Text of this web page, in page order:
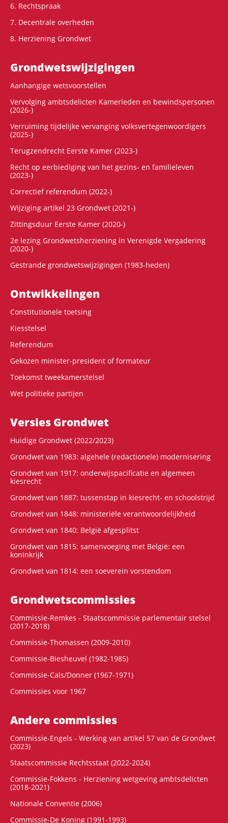
6. Rechtspraak
7. Decentrale overheden
8. Herziening Grondwet
Grondwets­wijzigingen
Aanhangige wetsvoorstellen
Vervolging ambtsdelicten Kamerleden en bewindspersonen
(2026-)
Verruiming tijdelijke vervanging volksvertegenwoordigers
(2025-)
Terugzendrecht Eerste Kamer (2023-)
Recht op eerbiediging van het gezins- en familieleven
(2023-)
Correctief referendum (2022-)
Wijziging artikel 23 Grondwet (2021-)
Zittingsduur Eerste Kamer (2020-)
2e lezing Grondwetsherziening in Verenigde Vergadering
(2020-)
Gestrande grondwetswijzigingen (1983-heden)
Ontwikke­lingen
Constitutionele toetsing
Kiesstelsel
Referendum
Gekozen minister-president of formateur
Toekomst tweekamerstelsel
Wet politieke partijen
Versies Grondwet
Huidige Grondwet (2022/2023)
Grondwet van 1983: algehele (redactionele) modernisering
Grondwet van 1917: onderwijspacificatie en algemeen
kiesrecht
Grondwet van 1887: tussenstap in kiesrecht- en schoolstrijd
Grondwet van 1848: ministeriële verantwoordelijkheid
Grondwet van 1840: België afgesplitst
Grondwet van 1815: samenvoeging met België: een
koninkrijk
Grondwet van 1814: een soeverein vorstendom
Grondwets­commissies
Commissie-Remkes - Staatscommissie parlementair stelsel
(2017-2018)
Commissie-Thomassen (2009-2010)
Commissie-Biesheuvel (1982-1985)
Commissie-Cals/Donner (1967-1971)
Commissies voor 1967
Andere commissies
Commissie-Engels - Werking van artikel 57 van de Grondwet
(2023)
Staatscommissie Rechtsstaat (2022-2024)
Commissie-Fokkens - Herziening wetgeving ambtsdelicten
(2018-2021)
Nationale Conventie (2006)
Commissie-De Koning (1991-1993)